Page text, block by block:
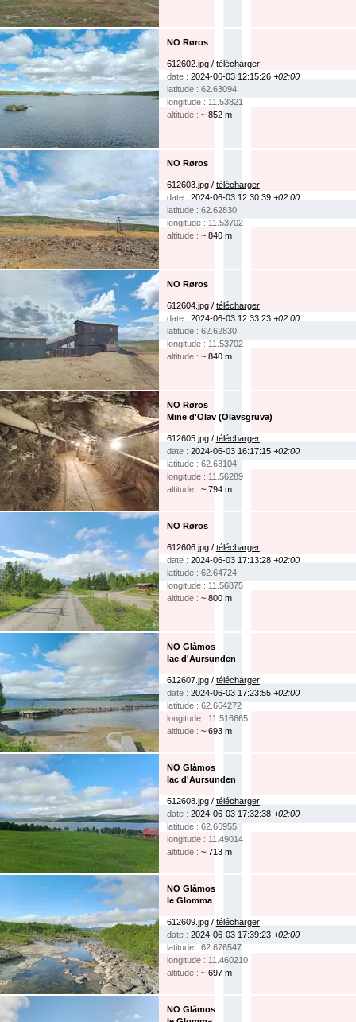
NO Røros
612602.jpg / télécharger
date : 2024-06-03 12:15:26 +02:00
latitude : 62.63094
longitude : 11.53821
altitude : ~ 852 m
NO Røros
612603.jpg / télécharger
date : 2024-06-03 12:30:39 +02:00
latitude : 62.62830
longitude : 11.53702
altitude : ~ 840 m
NO Røros
612604.jpg / télécharger
date : 2024-06-03 12:33:23 +02:00
latitude : 62.62830
longitude : 11.53702
altitude : ~ 840 m
NO Røros
Mine d'Olav (Olavsgruva)
612605.jpg / télécharger
date : 2024-06-03 16:17:15 +02:00
latitude : 62.63104
longitude : 11.56289
altitude : ~ 794 m
NO Røros
612606.jpg / télécharger
date : 2024-06-03 17:13:28 +02:00
latitude : 62.64724
longitude : 11.56875
altitude : ~ 800 m
NO Glåmos
lac d'Aursunden
612607.jpg / télécharger
date : 2024-06-03 17:23:55 +02:00
latitude : 62.664272
longitude : 11.516665
altitude : ~ 693 m
NO Glåmos
lac d'Aursunden
612608.jpg / télécharger
date : 2024-06-03 17:32:38 +02:00
latitude : 62.66955
longitude : 11.49014
altitude : ~ 713 m
NO Glåmos
le Glomma
612609.jpg / télécharger
date : 2024-06-03 17:39:23 +02:00
latitude : 62.676547
longitude : 11.460210
altitude : ~ 697 m
NO Glåmos